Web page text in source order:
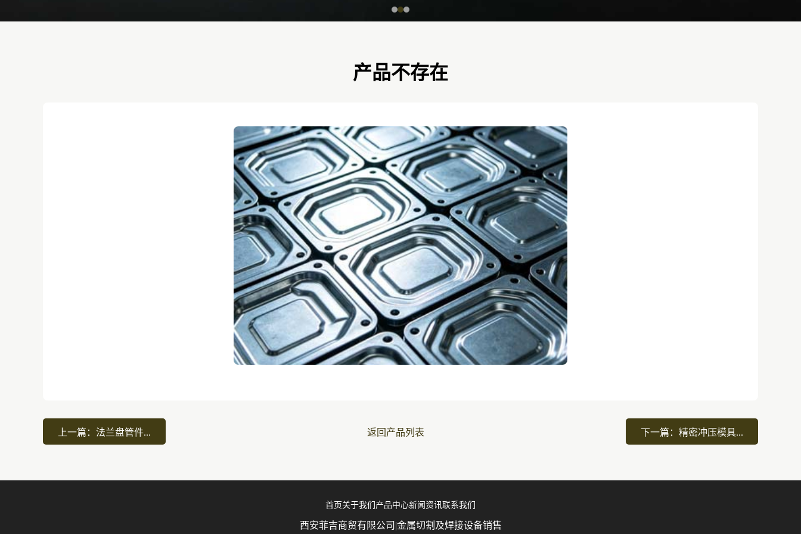
产品不存在
上一篇：法兰盘管件... 返回产品列表 下一篇：精密冲压模具...
首页 关于我们 产品中心新闻资讯联系我们
西安菲吉商贸有限公司|金属切割及焊接设备销售